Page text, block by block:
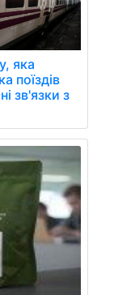
яка
поїздів
зв'язки з